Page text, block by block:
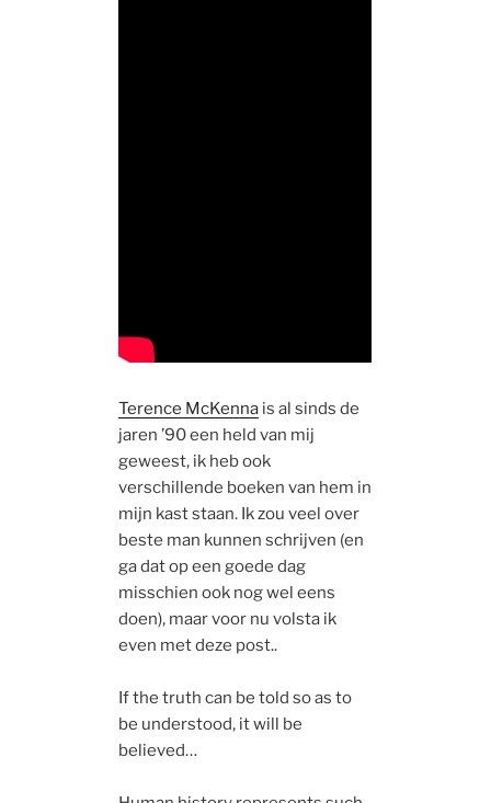
Terence McKenna is al sinds de
jaren ’90 een held van mij
geweest, ik heb ook
verschillende boeken van hem in
mijn kast staan. Ik zou veel over
beste man kunnen schrijven (en
ga dat op een goede dag
misschien ook nog wel eens
doen), maar voor nu volsta ik
even met deze post..
If the truth can be told so as to
be understood, it will be
believed…